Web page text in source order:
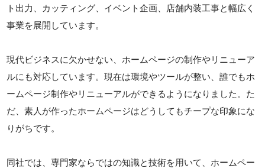
ト出力、カッティング、イベント企画、店舗内装工事と幅広く
事業を展開しています。
現代ビジネスに欠かせない、ホームページの制作やリニューア
ルにも対応しています。現在は環境やツールが整い、誰でもホ
ームページ制作やリニューアルができるようになりました。た
だ、素人が作ったホームページはどうしてもチープな印象にな
りがちです。
同社では、専門家ならではの知識と技術を用いて、ホームペー